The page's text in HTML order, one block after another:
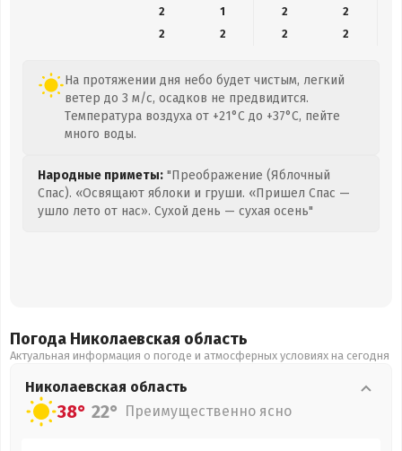
2
1 2
2
2
2 2 2
На протяжении дня небо будет чистым, легкий
ветер до 3 м/с, осадков не предвидится.
Температура воздуха от +21°C до +37°C, пейте
много воды.
Народные приметы: "Преображение (Яблочный
Спас). «Освящают яблоки и груши. «Пришел Спас —
ушло лето от нас». Сухой день — сухая осень"
Погода Николаевская область
Актуальная информация о погоде и атмосферных условиях на сегодня
Николаевская область
38° 22° Преимущественно ясно